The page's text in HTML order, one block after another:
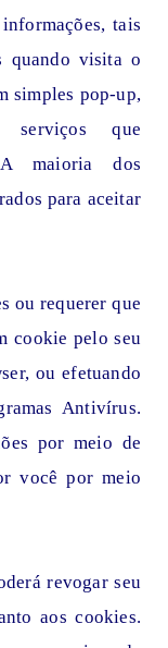
tais
quando visita o
simples pop-up,
que
A maioria dos
para aceitar
ou requerer que
cookie pelo seu
ou efetuando
Antivírus.
por meio de
você por meio
revogar seu
aos cookies.